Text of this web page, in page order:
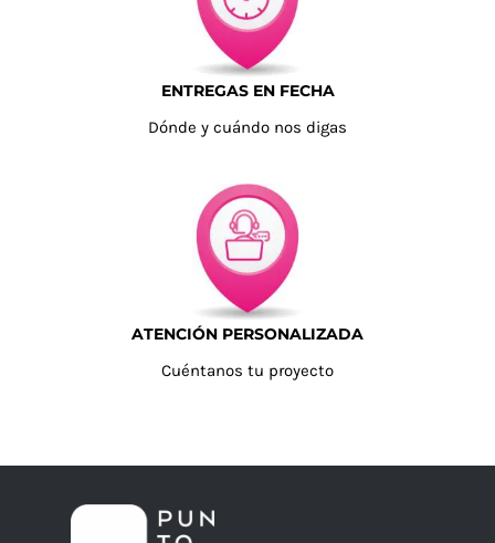
ENTREGAS EN FECHA
Dónde y cuándo nos digas
ATENCIÓN PERSONALIZADA
Cuéntanos tu proyecto